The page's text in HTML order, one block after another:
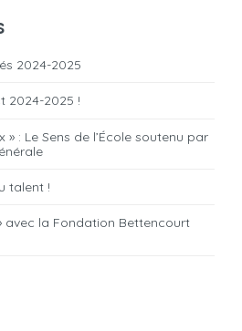
2024-2025
2024-2025 !
: Le Sens de l’École soutenu par
talent !
avec la Fondation Bettencourt